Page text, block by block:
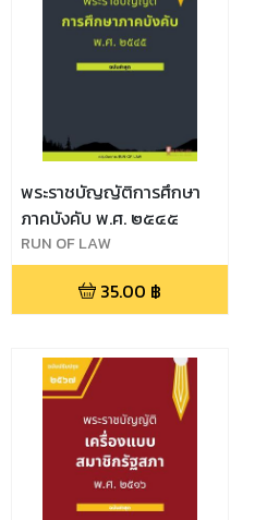
พระราชบัญญัติการศึกษา
ภาคบังคับ พ.ศ. ๒๕๔๕
RUN OF LAW
35.00 ฿